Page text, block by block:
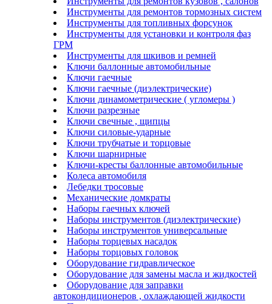
Инструменты для ремонтов тормозных систем
Инструменты для топливных форсунок
Инструменты для установки и контроля фаз
ГРМ
Инструменты для шкивов и ремней
Ключи баллонные автомобильные
Ключи гаечные
Ключи гаечные (диэлектрические)
Ключи динамометрические ( угломеры )
Ключи разрезные
Ключи свечные , щипцы
Ключи силовые-ударные
Ключи трубчатые и торцовые
Ключи шарнирные
Ключи-кресты баллонные автомобильные
Колеса автомобиля
Лебедки тросовые
Механические домкраты
Наборы гаечных ключей
Наборы инструментов (диэлектрические)
Наборы инструментов универсальные
Наборы торцевых насадок
Наборы торцовых головок
Оборудование гидравлическое
Оборудование для замены масла и жидкостей
Оборудование для заправки
автокондиционеров , охлаждающей жидкости